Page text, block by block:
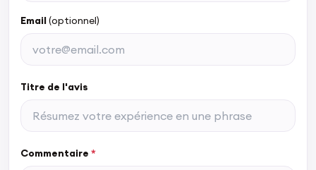
Email(optionnel)
Titre de l'avis
Commentaire *